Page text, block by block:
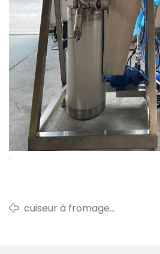
cuiseur à fromage